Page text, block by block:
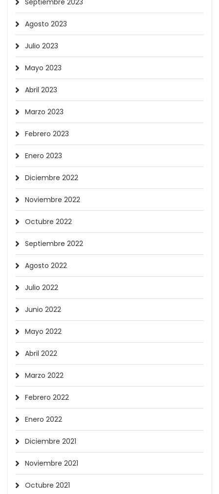
Septiembre 2023
Agosto 2023
Julio 2023
Mayo 2023
Abril 2023
Marzo 2023
Febrero 2023
Enero 2023
Diciembre 2022
Noviembre 2022
Octubre 2022
Septiembre 2022
Agosto 2022
Julio 2022
Junio 2022
Mayo 2022
Abril 2022
Marzo 2022
Febrero 2022
Enero 2022
Diciembre 2021
Noviembre 2021
Octubre 2021